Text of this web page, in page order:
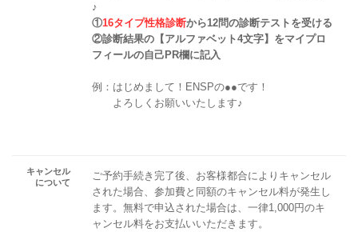
♪
①16タイプ性格診断から12問の診断テストを受ける
②診断結果の【アルファベット4文字】をマイプロ
フィールの自己PR欄に記入
例：はじめまして！ENSPの●●です！
よろしくお願いいたします♪
キャンセル
について
ご予約手続き完了後、お客様都合によりキャンセル
された場合、参加費と同額のキャンセル料が発生し
ます。無料で申込された場合は、一律1,000円のキ
ャンセル料をお支払いいただきます。